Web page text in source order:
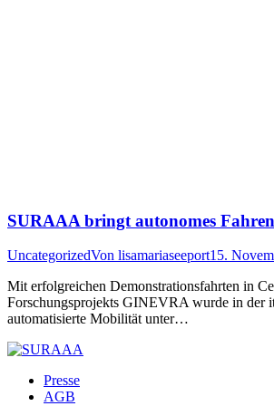
SURAAA bringt autonomes
UncategorizedVon lisamariaseeport15.
Mit erfolgreichen Demonstrationsfahrten in
Forschungsprojekts GINEVRA wurde in der
automatisierte Mobilität unter…
Presse
AGB